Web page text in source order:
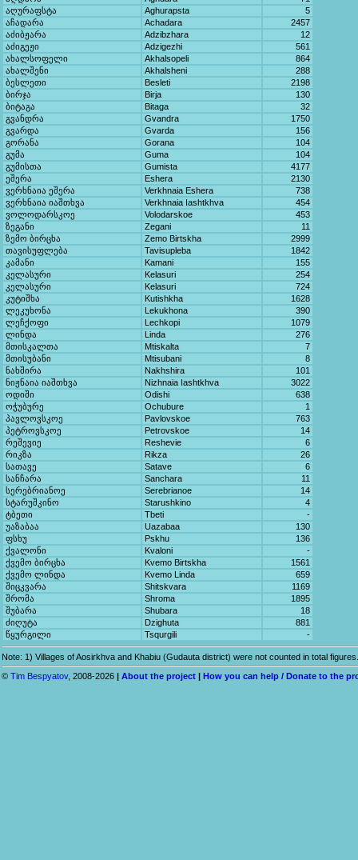
აღურაფსტა
Aghurapsta
5
აჩადარა
Achadara
2457
აძიბჟარა
Adzibzhara
12
აძიგეჟი
Adzigezhi
561
ახალსოფელი
Akhalsopeli
864
ახალშენი
Akhalsheni
288
ბესლეთი
Besleti
2198
ბირჯა
Birja
130
ბიტაგა
Bitaga
32
გვანდრა
Gvandra
1750
გვარდა
Gvarda
156
გორანა
Gorana
104
გუმა
Guma
104
გუმისთა
Gumista
4177
ეშერა
Eshera
2130
ვერხნაია ეშერა
Verkhnaia Eshera
738
ვერხნაია იაშთხვა
Verkhnaia Iashtkhva
454
ვოლოდარსკოე
Volodarskoe
453
ზეგანი
Zegani
11
ზემო ბირცხა
Zemo Birtskha
2999
თავისუფლება
Tavisupleba
1842
კამანი
Kamani
155
კელასური
Kelasuri
254
კელასური
Kelasuri
724
კუტიშხა
Kutishkha
1628
ლეკუხონა
Lekukhona
390
ლეჩქოფი
Lechkopi
1079
ლინდა
Linda
276
მთისკალთა
Mtiskalta
7
მთისუბანი
Mtisubani
8
ნახშირა
Nakhshira
101
ნიჟნაია იაშთხვა
Nizhnaia Iashtkhva
3022
ოდიში
Odishi
638
ოჭუბურე
Ochubure
1
პავლოვსკოე
Pavlovskoe
763
პეტროვსკოე
Petrovskoe
14
რეშევიე
Reshevie
6
რიკზა
Rikza
26
სათავე
Satave
6
სანჩარა
Sanchara
11
სერებრიანოე
Serebrianoe
14
სტარუშკინო
Starushkino
4
ტბეთი
Tbeti
-
უაზაბაა
Uazabaa
130
ფსხუ
Pskhu
136
ქვალონი
Kvaloni
-
ქვემო ბირცხა
Kvemo Birtskha
1561
ქვემო ლინდა
Kvemo Linda
659
შიცკვარა
Shitskvara
1169
შრომა
Shroma
1895
შუბარა
Shubara
18
ძიღუტა
Dzighuta
881
წყურგილი
Tsqurgili -
Note: 1) Villages of Aosirkhva and Khabiu (Gudauta district) were not counted in total
© Tim Bespyatov, 2008-2026 About the project How you can help / Donate to the